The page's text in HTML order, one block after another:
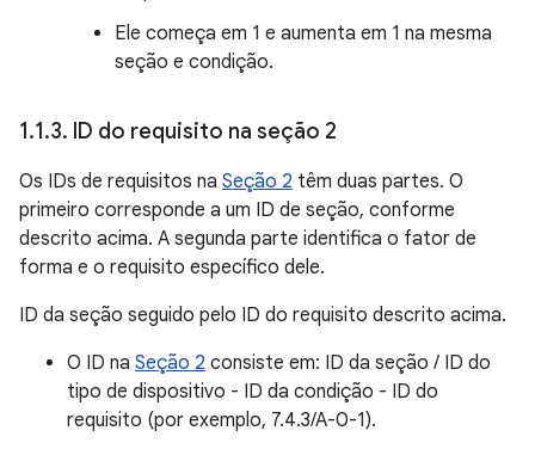
Ele começa em 1 e aumenta em 1 na mesma
seção e condição.
1.1.3. ID do requisito na seção 2
Os IDs de requisitos na Seção 2 têm duas partes. O
primeiro corresponde a um ID de seção, conforme
descrito acima. A segunda parte identifica o fator de
forma e o requisito específico dele.
ID da seção seguido pelo ID do requisito descrito acima.
O ID na Seção 2 consiste em: ID da seção / ID do
tipo de dispositivo - ID da condição - ID do
requisito (por exemplo, 7.4.3/A-0-1).